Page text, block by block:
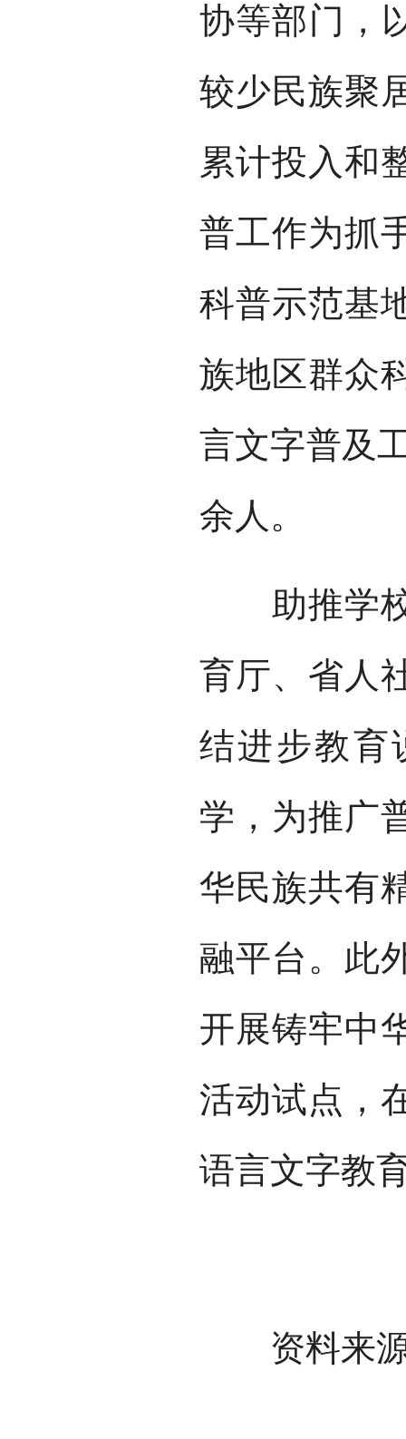
协等部门，
较少民族聚
累计投入和
普工作为抓
科普示范基
族地区群众
言文字普及
余人。
助推学校
育厅、省人
结进步教育
学，为推广
华民族共有
融平台。此
开展铸牢中
活动试点，
语言文字教
资料来源